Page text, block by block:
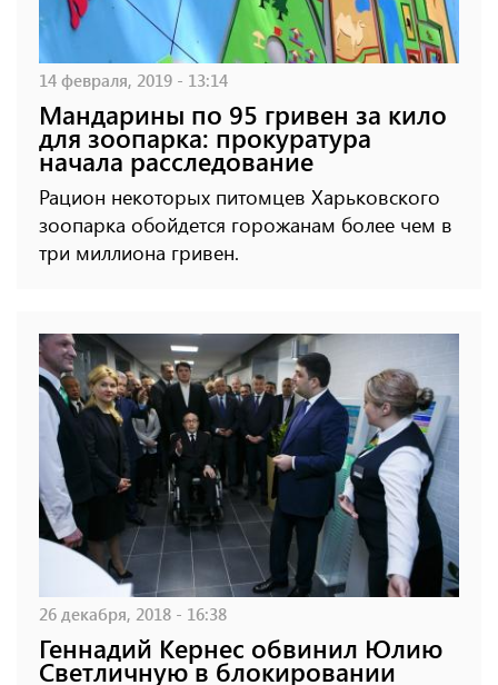
14 февраля, 2019 - 13:14
Мандарины по 95 гривен за кило
для зоопарка: прокуратура
начала расследование
Рацион некоторых питомцев Харьковского
зоопарка обойдется горожанам более чем в
три миллиона гривен.
26 декабря, 2018 - 16:38
Геннадий Кернес обвинил Юлию
Светличную в блокировании